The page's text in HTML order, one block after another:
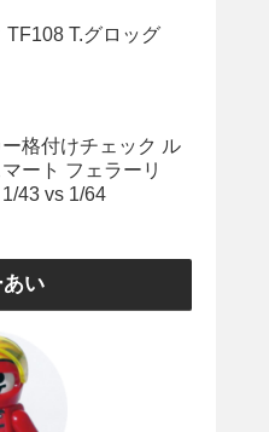
TF108 T.グロッグ
ー格付けチェック ル
ート フェラーリ
43 vs 1/64
い